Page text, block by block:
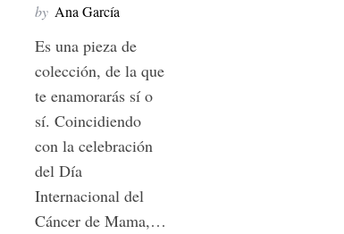
by Ana García
Es una pieza de
colección, de la que
te enamorarás sí o
sí. Coincidiendo
con la celebración
del Día
Internacional del
Cáncer de Mama,…